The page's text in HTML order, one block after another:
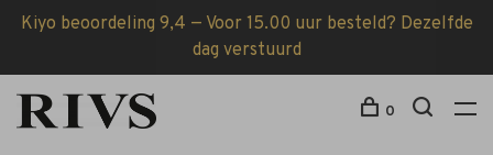
Kiyo beoordeling 9,4 — Voor 15.00 uur besteld? Dezelfde
dag verstuurd
0